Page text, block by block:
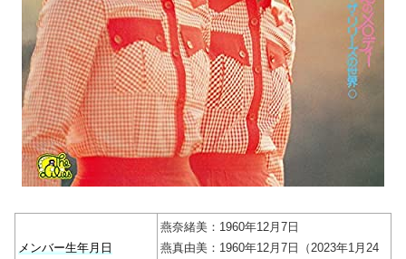
メンバー生年月日
燕奈緒美：1960年12月7日
燕真由美：1960年12月7日（2023年1月24